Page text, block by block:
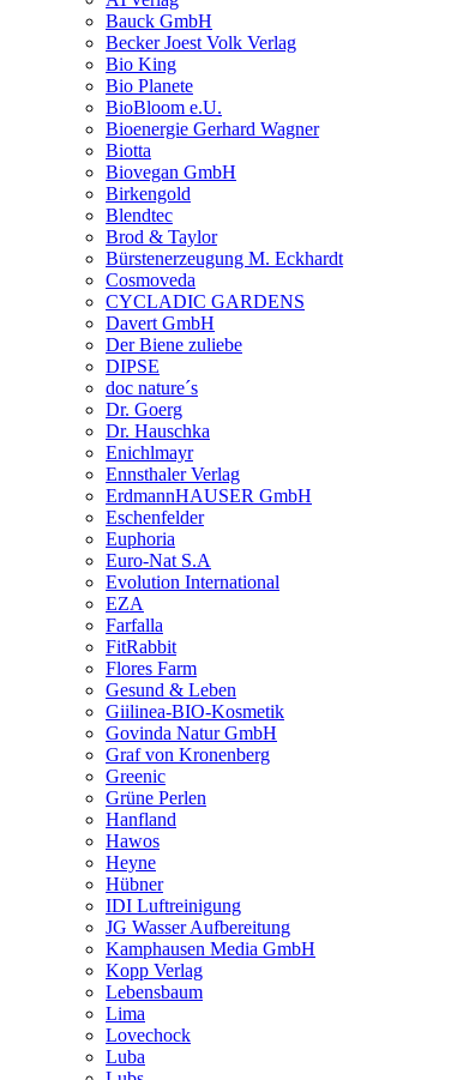
Bauck GmbH
Becker Joest Volk Verlag
Bio King
Bio Planete
BioBloom e.U.
Bioenergie Gerhard Wagner
Biotta
Biovegan GmbH
Birkengold
Blendtec
Brod & Taylor
Bürstenerzeugung M. Eckhardt
Cosmoveda
CYCLADIC GARDENS
Davert GmbH
Der Biene zuliebe
DIPSE
doc nature´s
Dr. Goerg
Dr. Hauschka
Enichlmayr
Ennsthaler Verlag
ErdmannHAUSER GmbH
Eschenfelder
Euphoria
Euro-Nat S.A
Evolution International
EZA
Farfalla
FitRabbit
Flores Farm
Gesund & Leben
Giilinea-BIO-Kosmetik
Govinda Natur GmbH
Graf von Kronenberg
Greenic
Grüne Perlen
Hanfland
Hawos
Heyne
Hübner
IDI Luftreinigung
JG Wasser Aufbereitung
Kamphausen Media GmbH
Kopp Verlag
Lebensbaum
Lima
Lovechock
Luba